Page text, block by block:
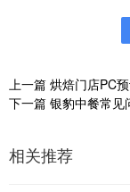
上一篇 烘焙门店PC
下一篇 银豹中餐常见
相关推荐